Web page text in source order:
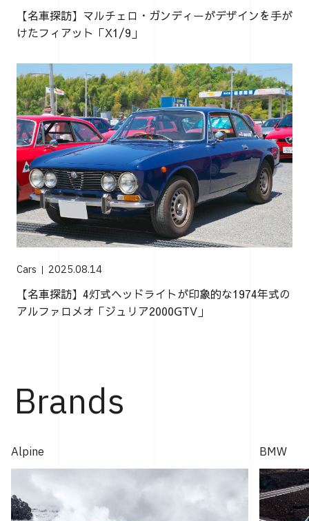
【名車探訪】マルチェロ・ガンディーがデザインを手が
けたフィアット「X1/9」
Cars 2025.08.14
【名車探訪】4灯式ヘッドライトが印象的な1974年式の
アルファロメオ「ジュリア2000GTV」
Brands
Alpine BMW